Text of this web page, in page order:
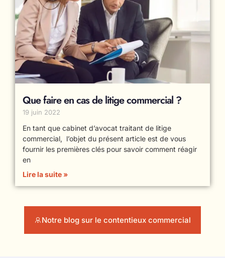
Que faire en cas de litige commercial ?
19 juin 2022
En tant que cabinet d’avocat traitant de litige
commercial, l’objet du présent article est de vous
fournir les premières clés pour savoir comment réagir
en
Lire la suite »
Notre blog sur le contentieux commercial